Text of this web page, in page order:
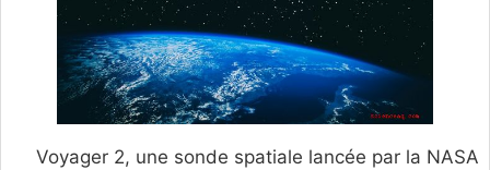
Voyager 2, une sonde spatiale lancée par la NASA